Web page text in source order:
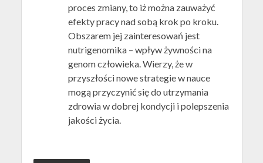
proces zmiany, to iż można zauważyć
efekty pracy nad sobą krok po kroku.
Obszarem jej zainteresowań jest
nutrigenomika – wpływ żywności na
genom człowieka. Wierzy, że w
przyszłości nowe strategie w nauce
mogą przyczynić się do utrzymania
zdrowia w dobrej kondycji i polepszenia
jakości życia.